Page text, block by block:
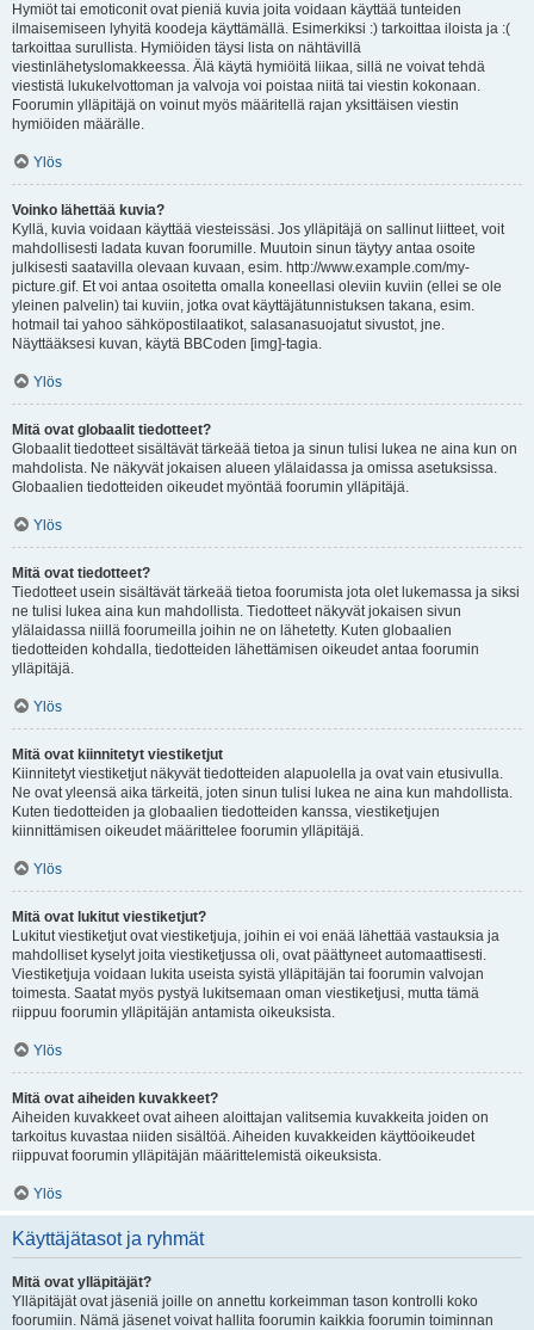
Hymiöt tai emoticonit ovat pieniä kuvia joita voidaan käyttää tunteiden
ilmaisemiseen lyhyitä koodeja käyttämällä. Esimerkiksi :) tarkoittaa iloista ja :(
tarkoittaa surullista. Hymiöiden täysi lista on nähtävillä
viestinlähetyslomakkeessa. Älä käytä hymiöitä liikaa, sillä ne voivat tehdä
viestistä lukukelvottoman ja valvoja voi poistaa niitä tai viestin kokonaan.
Foorumin ylläpitäjä on voinut myös määritellä rajan yksittäisen viestin
hymiöiden määrälle.
Ylös
Voinko lähettää kuvia?
Kyllä, kuvia voidaan käyttää viesteissäsi. Jos ylläpitäjä on sallinut liitteet, voit
mahdollisesti ladata kuvan foorumille. Muutoin sinun täytyy antaa osoite
julkisesti saatavilla olevaan kuvaan, esim. http://www.example.com/my-
picture.gif. Et voi antaa osoitetta omalla koneellasi oleviin kuviin (ellei se ole
yleinen palvelin) tai kuviin, jotka ovat käyttäjätunnistuksen takana, esim.
hotmail tai yahoo sähköpostilaatikot, salasanasuojatut sivustot, jne.
Näyttääksesi kuvan, käytä BBCoden [img]-tagia.
Ylös
Mitä ovat globaalit tiedotteet?
Globaalit tiedotteet sisältävät tärkeää tietoa ja sinun tulisi lukea ne aina kun on
mahdolista. Ne näkyvät jokaisen alueen ylälaidassa ja omissa asetuksissa.
Globaalien tiedotteiden oikeudet myöntää foorumin ylläpitäjä.
Ylös
Mitä ovat tiedotteet?
Tiedotteet usein sisältävät tärkeää tietoa foorumista jota olet lukemassa ja siksi
ne tulisi lukea aina kun mahdollista. Tiedotteet näkyvät jokaisen sivun
ylälaidassa niillä foorumeilla joihin ne on lähetetty. Kuten globaalien
tiedotteiden kohdalla, tiedotteiden lähettämisen oikeudet antaa foorumin
ylläpitäjä.
Ylös
Mitä ovat kiinnitetyt viestiketjut
Kiinnitetyt viestiketjut näkyvät tiedotteiden alapuolella ja ovat vain etusivulla.
Ne ovat yleensä aika tärkeitä, joten sinun tulisi lukea ne aina kun mahdollista.
Kuten tiedotteiden ja globaalien tiedotteiden kanssa, viestiketjujen
kiinnittämisen oikeudet määrittelee foorumin ylläpitäjä.
Ylös
Mitä ovat lukitut viestiketjut?
Lukitut viestiketjut ovat viestiketjuja, joihin ei voi enää lähettää vastauksia ja
mahdolliset kyselyt joita viestiketjussa oli, ovat päättyneet automaattisesti.
Viestiketjuja voidaan lukita useista syistä ylläpitäjän tai foorumin valvojan
toimesta. Saatat myös pystyä lukitsemaan oman viestiketjusi, mutta tämä
riippuu foorumin ylläpitäjän antamista oikeuksista.
Ylös
Mitä ovat aiheiden kuvakkeet?
Aiheiden kuvakkeet ovat aiheen aloittajan valitsemia kuvakkeita joiden on
tarkoitus kuvastaa niiden sisältöä. Aiheiden kuvakkeiden käyttöoikeudet
riippuvat foorumin ylläpitäjän määrittelemistä oikeuksista.
Ylös
Käyttäjätasot ja ryhmät
Mitä ovat ylläpitäjät?
Ylläpitäjät ovat jäseniä joille on annettu korkeimman tason kontrolli koko
foorumiin. Nämä jäsenet voivat hallita foorumin kaikkia foorumin toiminnan